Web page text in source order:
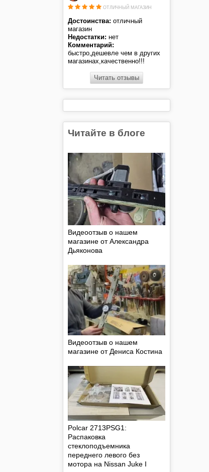
ОТЛИЧНЫЙ МАГАЗИН
Достоинства: отличный
магазин
Недостатки: нет
Комментарий:
быстро,дешевле чем в других
магазинах,качественно!!!
Читать отзывы
Читайте в блоге
Видеоотзыв о нашем
магазине от Александра
Дьяконова
Видеоотзыв о нашем
магазине от Дениса Костина
Polcar 2713PSG1:
Распаковка
стеклоподъемника
переднего левого без
мотора на Nissan Juke I